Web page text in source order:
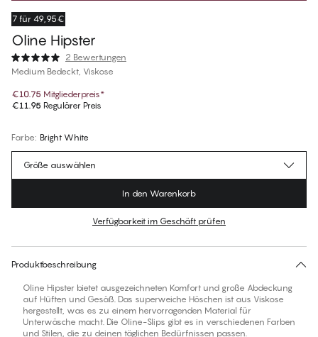
7 für 49,95€
Oline Hipster
2 Bewertungen
Medium Bedeckt, Viskose
€10.75 Mitgliederpreis*
€11.95 Regulärer Preis
Farbe: Bright White
Für diesen Artikel gibt es keine empfohlene Größe
Größe auswählen
In den Warenkorb
Verfügbarkeit im Geschäft prüfen
Produktbeschreibung
Oline Hipster bietet ausgezeichneten Komfort und große Abdeckung
auf Hüften und Gesäß. Das superweiche Höschen ist aus Viskose
hergestellt, was es zu einem hervorragenden Material für
Unterwäsche macht. Die Oline-Slips gibt es in verschiedenen Farben
und Stilen, die zu deinen täglichen Bedürfnissen passen.